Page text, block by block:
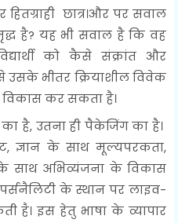
छात्र।और पर सवाल
है? यह भी सवाल है कि वह
को कैसे संक्रांत और
भीतर क्रियाशील विवेक
कर सकता है।
है, उतना ही पैकेजिंग का है।
ज्ञान के साथ मूल्यपरकता,
साथ अभिव्यंजना के विकास
के स्थान पर लाइव-
है। इस हेतु भाषा के व्यापार